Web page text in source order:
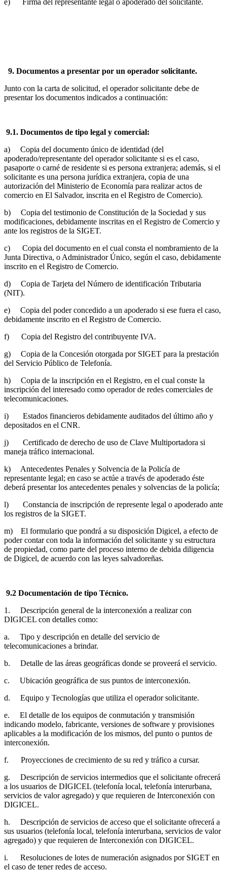
e) Firma del representante legal o apoderado del solicitante.
9. Documentos a presentar por un operador solicitante.
Junto con la carta de solicitud, el operador solicitante debe de
presentar los documentos indicados a continuación:
9.1. Documentos de tipo legal y comercial:
a) Copia del documento único de identidad (del
apoderado/representante del operador solicitante si es el caso,
pasaporte o carné de residente si es persona extranjera; además, si el
solicitante es una persona jurídica extranjera, copia de una
autorización del Ministerio de Economía para realizar actos de
comercio en El Salvador, inscrita en el Registro de Comercio).
b) Copia del testimonio de Constitución de la Sociedad y sus
modificaciones, debidamente inscritas en el Registro de Comercio y
ante los registros de la SIGET.
c) Copia del documento en el cual consta el nombramiento de la
Junta Directiva, o Administrador Único, según el caso, debidamente
inscrito en el Registro de Comercio.
d) Copia de Tarjeta del Número de identificación Tributaria
(NIT).
e) Copia del poder concedido a un apoderado si ese fuera el caso,
debidamente inscrito en el Registro de Comercio.
f) Copia del Registro del contribuyente IVA.
g) Copia de la Concesión otorgada por SIGET para la prestación
del Servicio Público de Telefonía.
h) Copia de la inscripción en el Registro, en el cual conste la
inscripción del interesado como operador de redes comerciales de
telecomunicaciones.
i) Estados financieros debidamente auditados del último año y
depositados en el CNR.
j) Certificado de derecho de uso de Clave Multiportadora si
maneja tráfico internacional.
k) Antecedentes Penales y Solvencia de la Policía de
representante legal; en caso se actúe a través de apoderado éste
deberá presentar los antecedentes penales y solvencias de la policía;
l) Constancia de inscripción de represente legal o apoderado ante
los registros de la SIGET.
m) El formulario que pondrá a su disposición Digicel, a efecto de
poder contar con toda la información del solicitante y su estructura
de propiedad, como parte del proceso interno de debida diligencia
de Digicel, de acuerdo con las leyes salvadoreñas.
9.2 Documentación de tipo Técnico.
1. Descripción general de la interconexión a realizar con
DIGICEL con detalles como:
a. Tipo y descripción en detalle del servicio de
telecomunicaciones a brindar.
b. Detalle de las áreas geográficas donde se proveerá el servicio.
c. Ubicación geográfica de sus puntos de interconexión.
d. Equipo y Tecnologías que utiliza el operador solicitante.
e. El detalle de los equipos de conmutación y transmisión
indicando modelo, fabricante, versiones de software y provisiones
aplicables a la modificación de los mismos, del punto o puntos de
interconexión.
f. Proyecciones de crecimiento de su red y tráfico a cursar.
g. Descripción de servicios intermedios que el solicitante ofrecerá
a los usuarios de DIGICEL (telefonía local, telefonía interurbana,
servicios de valor agregado) y que requieren de Interconexión con
DIGICEL.
h. Descripción de servicios de acceso que el solicitante ofrecerá a
sus usuarios (telefonía local, telefonía interurbana, servicios de valor
agregado) y que requieren de Interconexión con DIGICEL.
i. Resoluciones de lotes de numeración asignados por SIGET en
el caso de tener redes de acceso.